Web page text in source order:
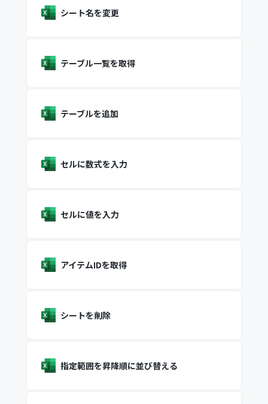
シート名を変更
テーブル一覧を取得
テーブルを追加
セルに数式を入力
セルに値を入力
アイテムIDを取得
シートを削除
指定範囲を昇降順に並び替える